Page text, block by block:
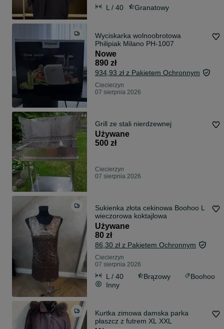
L / 40 Granatowy
Wyciskarka wolnoobrotowa
Philipiak Milano PH-1007
Nowe
890 zł
934,93 zł z Pakietem Ochronnym
Ciecierzyn
07 sierpnia 2026
Grill ze stali nierdzewnej
Używane
500 zł
Ciecierzyn
07 sierpnia 2026
Sukienka złota cekinowa Boohoo L
wieczorowa koktajlowa
Używane
80 zł
86,30 zł z Pakietem Ochronnym
Ciecierzyn
07 sierpnia 2026
L / 40 Brązowy
Boohoo
Inny
Kurtka zimowa damska parka
płaszcz z futrem XL XXL